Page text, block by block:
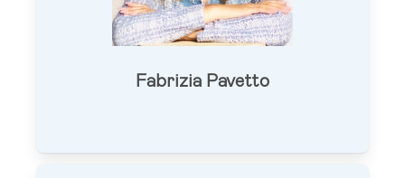
Fabrizia Pavetto